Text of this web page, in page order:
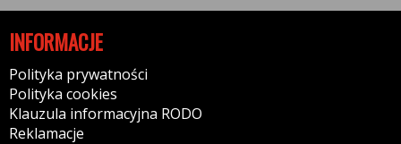
INFORMACJE
Polityka prywatności
Polityka cookies
Klauzula informacyjna RODO
Reklamacje